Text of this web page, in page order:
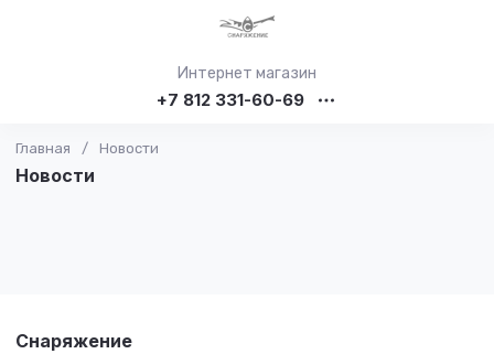
Интернет магазин
+7 812 331-60-69
Главная / Новости
Новости
Снаряжение